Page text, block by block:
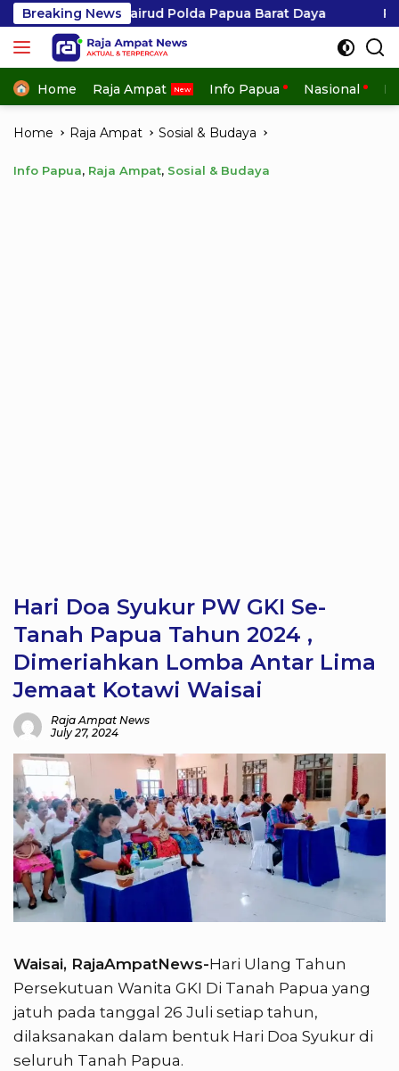
Skip
to
content
Breaking News
Polda Papua Barat Daya Penangkapan Hiu di
Home Raja Ampat Info Papua Nasional
Home Raja Ampat Sosial & Budaya
Info Papua, Raja Ampat, Sosial & Budaya
Hari Doa Syukur PW GKI Se-
Tanah Papua Tahun 2024 ,
Dimeriahkan Lomba Antar Lima
Jemaat Kotawi Waisai
Raja Ampat News
July 27, 2024
Waisai, RajaAmpatNews-Hari Ulang Tahun
Persekutuan Wanita GKI Di Tanah Papua yang
jatuh pada tanggal 26 Juli setiap tahun,
dilaksanakan dalam bentuk Hari Doa Syukur di
seluruh Tanah Papua.